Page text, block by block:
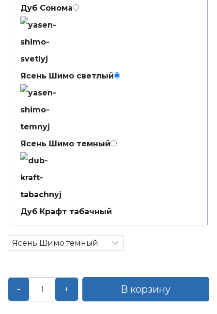
Дуб Сонома
Ясень Шимо светлый
Ясень Шимо темный
Дуб Крафт табачный
- + В корзину